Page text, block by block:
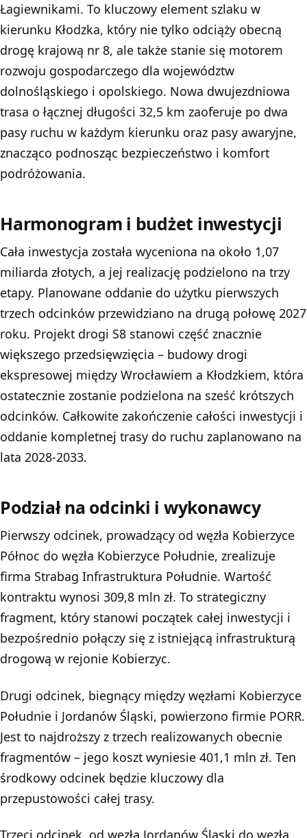
Łagiewnikami. To kluczowy element szlaku w
kierunku Kłodzka, który nie tylko odciąży obecną
drogę krajową nr 8, ale także stanie się motorem
rozwoju gospodarczego dla województw
dolnośląskiego i opolskiego. Nowa dwujezdniowa
trasa o łącznej długości 32,5 km zaoferuje po dwa
pasy ruchu w każdym kierunku oraz pasy awaryjne,
znacząco podnosząc bezpieczeństwo i komfort
podróżowania.
Harmonogram i budżet inwestycji
Cała inwestycja została wyceniona na około 1,07
miliarda złotych, a jej realizację podzielono na trzy
etapy. Planowane oddanie do użytku pierwszych
trzech odcinków przewidziano na drugą połowę 2027
roku. Projekt drogi S8 stanowi część znacznie
większego przedsięwzięcia – budowy drogi
ekspresowej między Wrocławiem a Kłodzkiem, która
ostatecznie zostanie podzielona na sześć krótszych
odcinków. Całkowite zakończenie całości inwestycji i
oddanie kompletnej trasy do ruchu zaplanowano na
lata 2028-2033.
Podział na odcinki i wykonawcy
Pierwszy odcinek, prowadzący od węzła Kobierzyce
Północ do węzła Kobierzyce Południe, zrealizuje
firma Strabag Infrastruktura Południe. Wartość
kontraktu wynosi 309,8 mln zł. To strategiczny
fragment, który stanowi początek całej inwestycji i
bezpośrednio połączy się z istniejącą infrastrukturą
drogową w rejonie Kobierzyc.
Drugi odcinek, biegnący między węzłami Kobierzyce
Południe i Jordanów Śląski, powierzono firmie PORR.
Jest to najdroższy z trzech realizowanych obecnie
fragmentów – jego koszt wyniesie 401,1 mln zł. Ten
środkowy odcinek będzie kluczowy dla
przepustowości całej trasy.
Trzeci odcinek, od węzła Jordanów Śląski do węzła